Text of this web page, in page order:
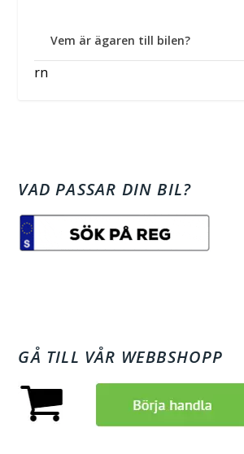
Vem är ägaren till bilen?
rn
VAD PASSAR DIN BIL?
GÅ TILL VÅR WEBBSHOPP